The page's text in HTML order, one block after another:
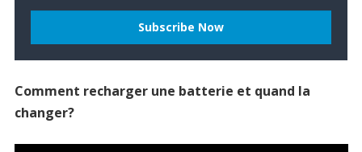
Comment recharger une batterie et quand la
changer?